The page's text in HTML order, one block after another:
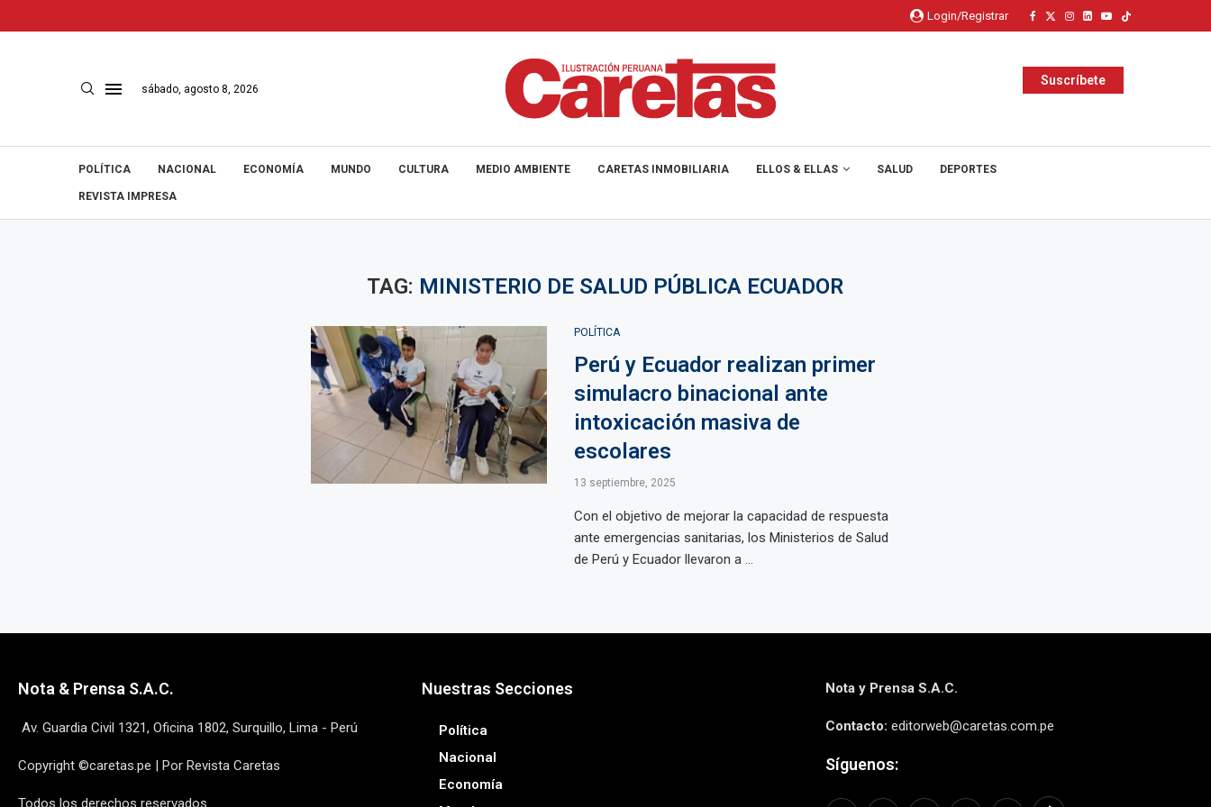
Login/Registrar
sábado, agosto 8, 2026
Suscríbete
POLÍTICA NACIONAL ECONOMÍA MUNDO CULTURA MEDIO AMBIENTE CARETAS INMOBILIARIA ELLOS & ELLAS SALUD DEPORTES
REVISTA IMPRESA
TAG: MINISTERIO DE SALUD PÚBLICA ECUADOR
POLÍTICA
Perú y Ecuador realizan primer
simulacro binacional ante
intoxicación masiva de
escolares
13 septiembre, 2025
Con el objetivo de mejorar la capacidad de respuesta
ante emergencias sanitarias, los Ministerios de Salud
de Perú y Ecuador llevaron a ...
Nota & Prensa S.A.C.
Av. Guardia Civil 1321, Oficina 1802, Surquillo, Lima - Perú
Copyright ©caretas.pe | Por Revista Caretas
Todos los derechos reservados
Nuestras Secciones
Política
Nacional
Economía
Nota y Prensa S.A.C.
Contacto: editorweb@caretas.com.pe
Síguenos: